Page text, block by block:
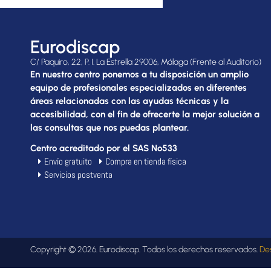
Eurodiscap
C/ Paquiro, 22, P. I. La Estrella 29006, Málaga (Frente al Auditorio)
En nuestro centro ponemos a tu disposición un amplio
equipo de profesionales especializados en diferentes
áreas relacionadas con las ayudas técnicas y la
accesibilidad, con el fin de ofrecerte la mejor solución a
las consultas que nos puedas plantear.
Centro acreditado por el SAS Nº533
Envío gratuito
Compra en tienda física
Servicios postventa
Copyright © 2026. Eurodiscap. Todos los derechos reservados.